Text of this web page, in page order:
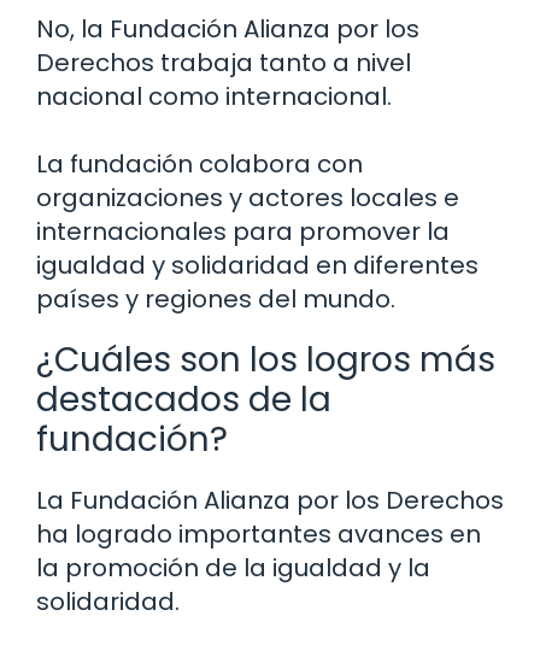
No, la Fundación Alianza por los
Derechos trabaja tanto a nivel
nacional como internacional.
La fundación colabora con
organizaciones y actores locales e
internacionales para promover la
igualdad y solidaridad en diferentes
países y regiones del mundo.
¿Cuáles son los logros más
destacados de la
fundación?
La Fundación Alianza por los Derechos
ha logrado importantes avances en
la promoción de la igualdad y la
solidaridad.